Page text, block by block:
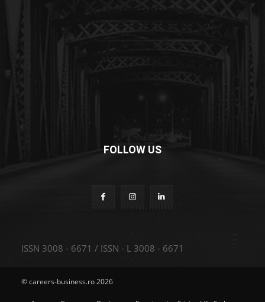
FOLLOW US
ISSN 3008 - 6671 / ISSN - L 3008 - 6671
© careers-business.ro 2026